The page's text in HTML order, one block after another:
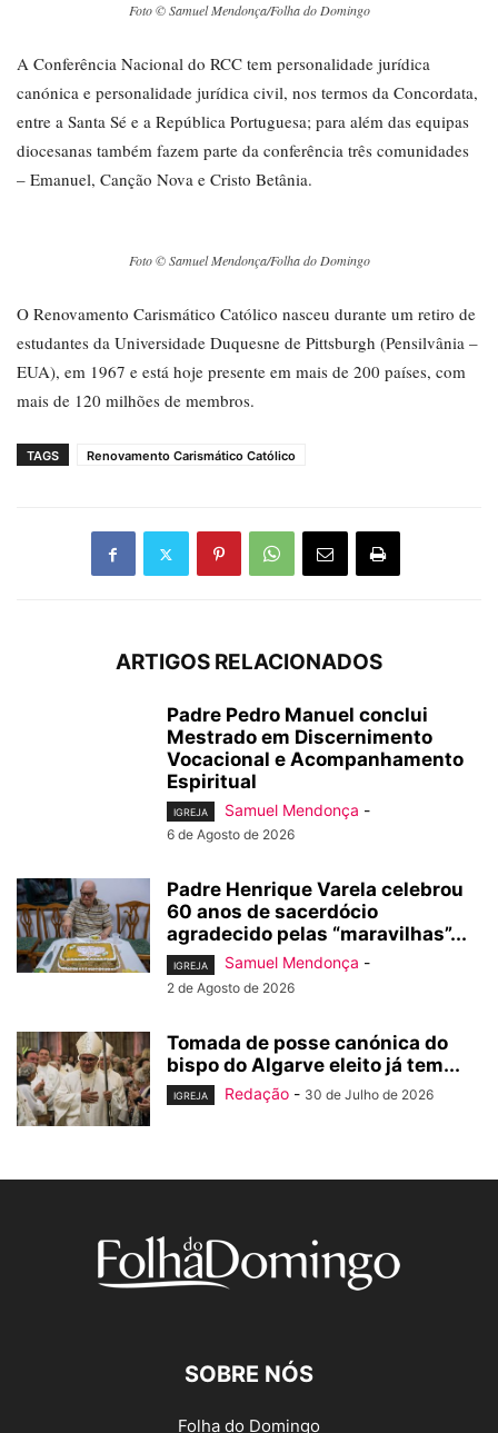
Foto © Samuel Mendonça/Folha do Domingo
A Conferência Nacional do RCC tem personalidade jurídica
canónica e personalidade jurídica civil, nos termos da Concordata,
entre a Santa Sé e a República Portuguesa; para além das equipas
diocesanas também fazem parte da conferência três comunidades
– Emanuel, Canção Nova e Cristo Betânia.
Foto © Samuel Mendonça/Folha do Domingo
O Renovamento Carismático Católico nasceu durante um retiro de
estudantes da Universidade Duquesne de Pittsburgh (Pensilvânia –
EUA), em 1967 e está hoje presente em mais de 200 países, com
mais de 120 milhões de membros.
TAGS Renovamento Carismático Católico
ARTIGOS RELACIONADOS
Padre Pedro Manuel conclui
Mestrado em Discernimento
Vocacional e Acompanhamento
Espiritual
IGREJA Samuel Mendonça -
6 de Agosto de 2026
Padre Henrique Varela celebrou
60 anos de sacerdócio
agradecido pelas “maravilhas”...
IGREJA Samuel Mendonça -
2 de Agosto de 2026
Tomada de posse canónica do
bispo do Algarve eleito já tem...
IGREJA Redação - 30 de Julho de 2026
SOBRE NÓS
Folha do Domingo